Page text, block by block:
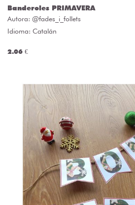
Banderoles PRIMAVERA
Autora: @fades_i_follets
Idioma: Catalán
2.06 €